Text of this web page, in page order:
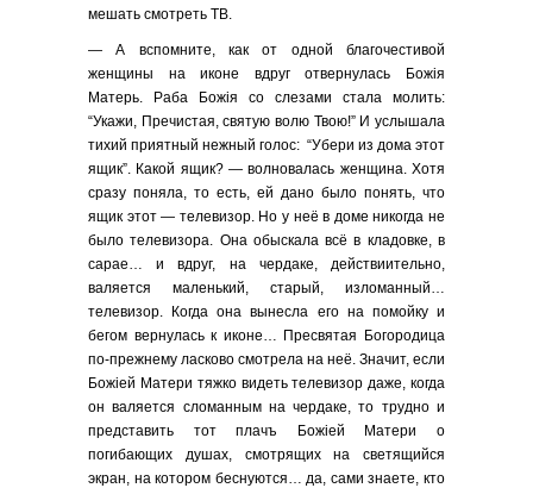
мешать смотреть ТВ.
— А вспомните, как от одной благочестивой
женщины на иконе вдруг отвернулась Божiя
Матерь. Раба Божiя со слезами стала молить:
“Укажи, Пречистая, святую волю Твою!” И услышала
тихий приятный нежный голос: “Убери из дома этот
ящик”. Какой ящик? — волновалась женщина. Хотя
сразу поняла, то есть, ей дано было понять, что
ящик этот — телевизор. Но у неё в доме никогда не
было телевизора. Она обыскала всё в кладовке, в
сарае… и вдруг, на чердаке, действиительно,
валяется маленький, старый, изломанный…
телевизор. Когда она вынесла его на помойку и
бегом вернулась к иконе… Пресвятая Богородица
по-прежнему ласково смотрела на неё. Значит, если
Божiей Матери тяжко видеть телевизор даже, когда
он валяется сломанным на чердаке, то трудно и
представить тот плачъ Божiей Матери о
погибающих душах, смотрящих на светящийся
экран, на котором беснуются… да, сами знаете, кто